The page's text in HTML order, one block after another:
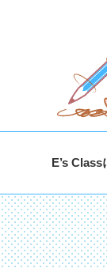
E’s Class